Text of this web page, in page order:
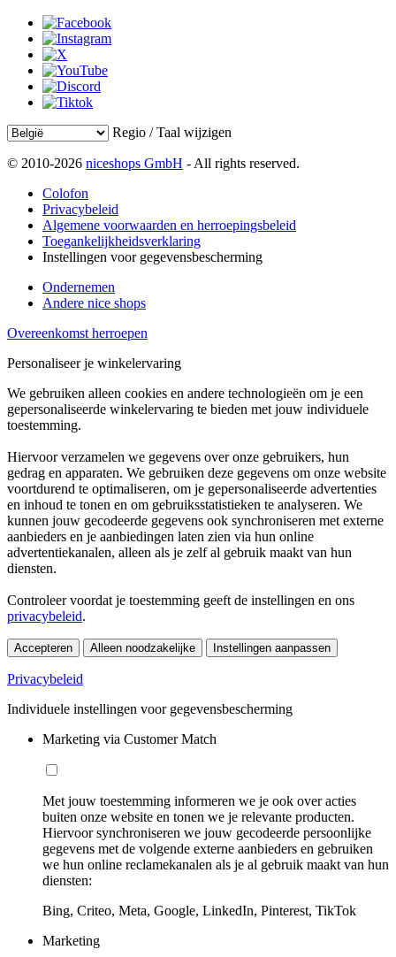
Regio / Taal wijzigen
© 2010-2026 niceshops GmbH - All rights reserved.
Colofon
Privacybeleid
Algemene voorwaarden en herroepingsbeleid
Toegankelijkheidsverklaring
Instellingen voor gegevensbescherming
Ondernemen
Andere nice shops
Overeenkomst herroepen
Personaliseer je winkelervaring
We gebruiken alleen cookies en andere technologieën om je een
gepersonaliseerde winkelervaring te bieden met jouw individuele
toestemming.
Hiervoor verzamelen we gegevens over onze gebruikers, hun
gedrag en apparaten. We gebruiken deze gegevens om onze website
voortdurend te optimaliseren, om je gepersonaliseerde advertenties
en inhoud te tonen en om gebruiksstatistieken te analyseren. We
kunnen jouw gecodeerde gegevens ook synchroniseren met externe
aanbieders en je aanbiedingen laten zien via hun online
advertentiekanalen, alleen als je zelf al gebruik maakt van hun
diensten.
Controleer voordat je toestemming geeft de instellingen en ons
privacybeleid.
Accepteren Alleen noodzakelijke Instellingen aanpassen
Privacybeleid
Individuele instellingen voor gegevensbescherming
Marketing via Customer Match
Met jouw toestemming informeren we je ook over acties
buiten onze website en tonen we je relevante producten.
Hiervoor synchroniseren we jouw gecodeerde persoonlijke
gegevens met de volgende externe aanbieders en gebruiken
we hun online reclamekanalen als je al gebruik maakt van hun
diensten:
Bing, Criteo, Meta, Google, LinkedIn, Pinterest, TikTok
Marketing